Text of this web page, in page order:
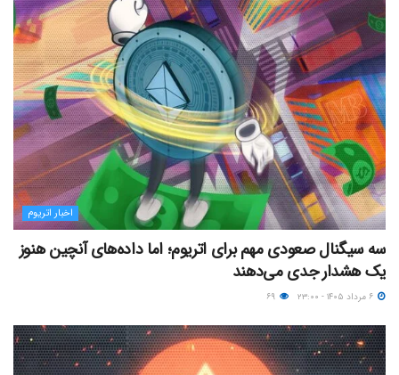
اخبار اتریوم
سه سیگنال صعودی مهم برای اتریوم؛ اما داده‌های آنچین هنوز
یک هشدار جدی می‌دهند